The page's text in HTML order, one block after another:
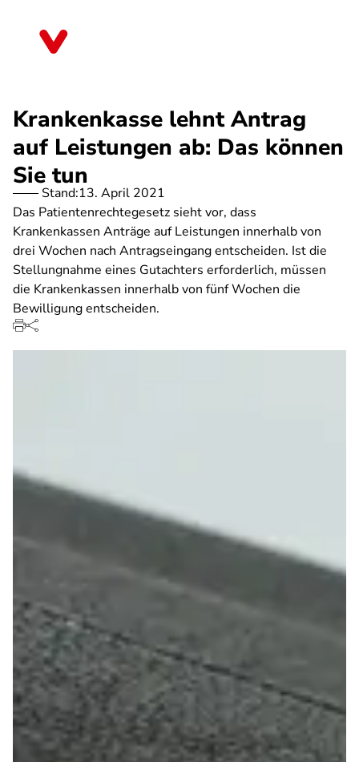
Krankenkasse lehnt Antrag
auf Leistungen ab: Das können
Sie tun
Stand:13. April 2021
Das Patientenrechtegesetz sieht vor, dass
Krankenkassen Anträge auf Leistungen innerhalb von
drei Wochen nach Antragseingang entscheiden. Ist die
Stellungnahme eines Gutachters erforderlich, müssen
die Krankenkassen innerhalb von fünf Wochen die
Bewilligung entscheiden.